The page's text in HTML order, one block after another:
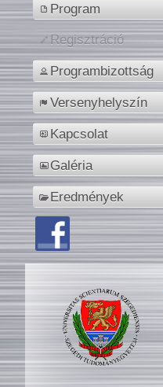
Program
Regisztráció
Programbizottság
Versenyhelyszín
Kapcsolat
Galéria
Eredmények